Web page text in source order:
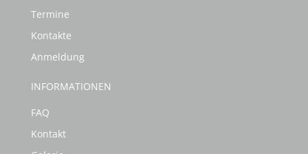
Termine
Kontakte
Anmeldung
INFORMATIONEN
FAQ
Kontakt